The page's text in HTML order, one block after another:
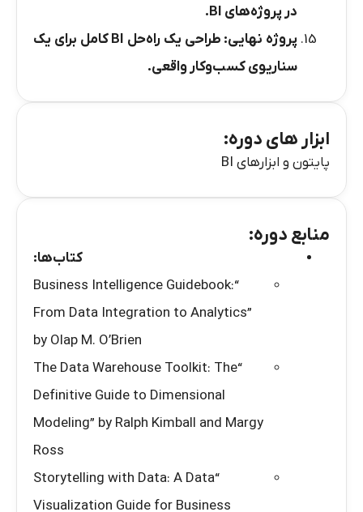
در پروژه‌های
پروژه نهایی: طراحی یک راه‌حل
کامل برای یک
سناریوی کسب‌وکار واقعی.
ابزار های دوره:
پایتون و ابزارهای BI
منابع دوره:
کتاب‌ها:
“Business Intelligence Guidebook:
From Data Integration to Analytics”
by Olap M. O’Brien
“The Data Warehouse Toolkit: The
Definitive Guide to Dimensional
Modeling” by Ralph Kimball and Margy
Ross
“Storytelling with Data: A Data
Visualization Guide for Business